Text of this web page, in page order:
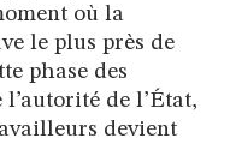
où la
le plus près de
phase des
de l’État,
devient